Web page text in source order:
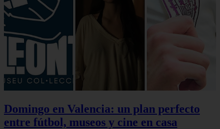
Domingo en Valencia: un plan perfecto
entre fútbol, museos y cine en casa